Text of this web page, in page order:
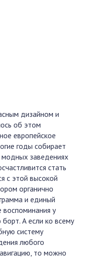
дизайном и
об этом
европейское
годы собирает
заведениях
стать
с этой высокой
органично
и единый
воспоминания у
борт. А если ко всему
систему
любого
то можно